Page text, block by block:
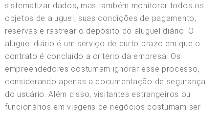
sistematizar dados, mas também monitorar todos os
objetos de aluguel, suas condições de pagamento,
reservas e rastrear o depósito do aluguel diário. O
aluguel diário é um serviço de curto prazo em que o
contrato é concluído a critério da empresa. Os
empreendedores costumam ignorar esse processo,
considerando apenas a documentação de segurança
do usuário. Além disso, visitantes estrangeiros ou
funcionários em viagens de negócios costumam ser